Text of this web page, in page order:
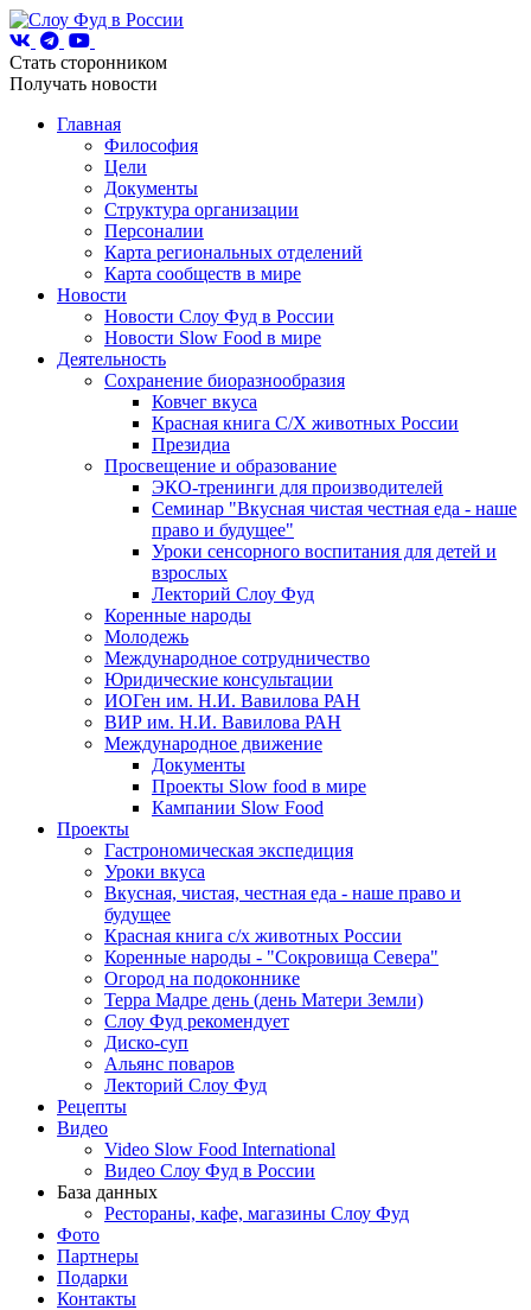
Стать сторонником
Получать новости
Главная
Философия
Цели
Документы
Структура организации
Персоналии
Карта региональных отделений
Карта сообществ в мире
Новости
Новости Слоу Фуд в России
Новости Slow Food в мире
Деятельность
Сохранение биоразнообразия
Ковчег вкуса
Красная книга С/Х животных России
Президиа
Просвещение и образование
ЭКО-тренинги для производителей
Семинар "Вкусная чистая честная еда - наше
право и будущее"
Уроки сенсорного воспитания для детей и
взрослых
Лекторий Слоу Фуд
Коренные народы
Молодежь
Международное сотрудничество
Юридические консультации
ИОГен им. Н.И. Вавилова РАН
ВИР им. Н.И. Вавилова РАН
Международное движение
Документы
Проекты Slow food в мире
Кампании Slow Food
Проекты
Гастрономическая экспедиция
Уроки вкуса
Вкусная, чистая, честная еда - наше право и
будущее
Красная книга с/х животных России
Коренные народы - "Сокровища Севера"
Огород на подоконнике
Терра Мадре день (день Матери Земли)
Слоу Фуд рекомендует
Диско-суп
Альянс поваров
Лекторий Слоу Фуд
Рецепты
Видео
Video Slow Food International
Видео Слоу Фуд в России
База данных
Рестораны, кафе, магазины Слоу Фуд
Фото
Партнеры
Подарки
Контакты